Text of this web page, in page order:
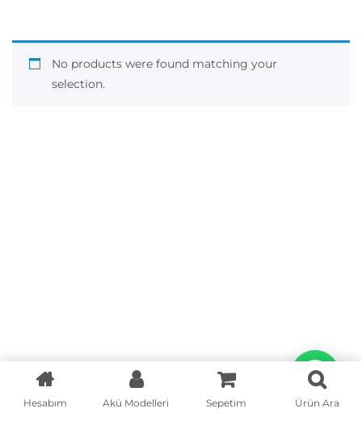
No products were found matching your
selection.
Hesabım Akü Modelleri Sepetim Ürün Ara